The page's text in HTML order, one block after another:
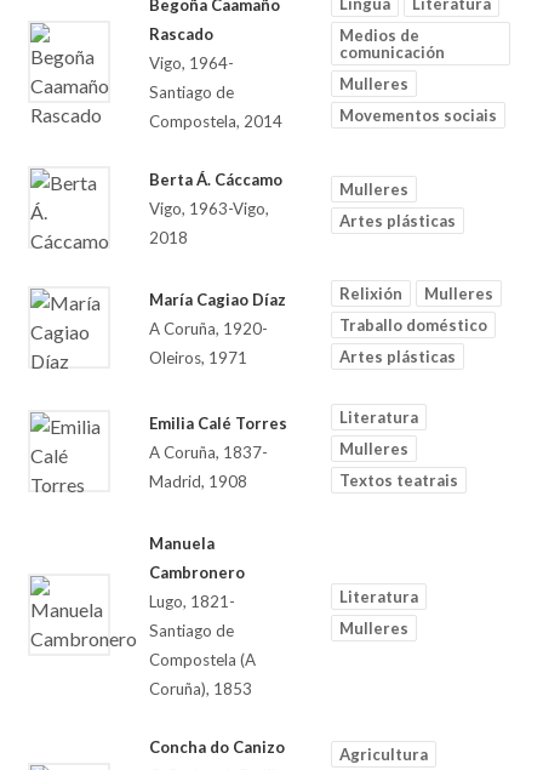
Begoña Caamaño
Rascado
Vigo, 1964-
Santiago de
Compostela, 2014
Medios de
comunicación
Mulleres
Movementos sociais
Berta Á. Cáccamo
Vigo, 1963-Vigo,
2018
Mulleres
Artes plásticas
María Cagiao Díaz
A Coruña, 1920-
Oleiros, 1971
Relixión
Mulleres
Traballo doméstico
Artes plásticas
Emilia Calé Torres
A Coruña, 1837-
Madrid, 1908
Literatura
Mulleres
Textos teatrais
Manuela
Cambronero
Lugo, 1821-
Santiago de
Compostela (A
Coruña), 1853
Literatura
Mulleres
Concha do Canizo
Agricultura